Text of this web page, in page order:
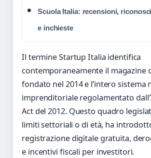
Scuola Italia: recensioni,
e inchieste
Il termine Startup Italia identifica
contemporaneamente il magazine
fondato nel 2014 e l’intero sistema
imprenditoriale regolamentato
Act del 2012. Questo quadro
limiti settoriali o di età, ha
registrazione digitale gratuita,
e incentivi fiscali per investitori.